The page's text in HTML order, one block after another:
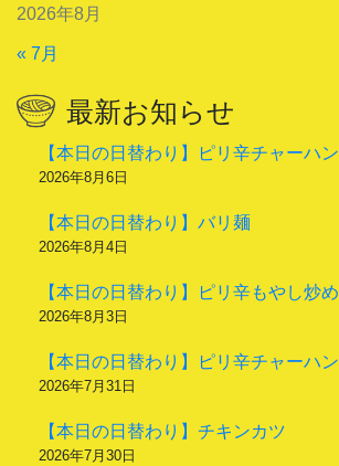
2026年8月
« 7月
最新お知らせ
【本日の日替わり】ピリ辛チャーハン
2026年8月6日
【本日の日替わり】バリ麺
2026年8月4日
【本日の日替わり】ピリ辛もやし炒め
2026年8月3日
【本日の日替わり】ピリ辛チャーハン
2026年7月31日
【本日の日替わり】チキンカツ
2026年7月30日